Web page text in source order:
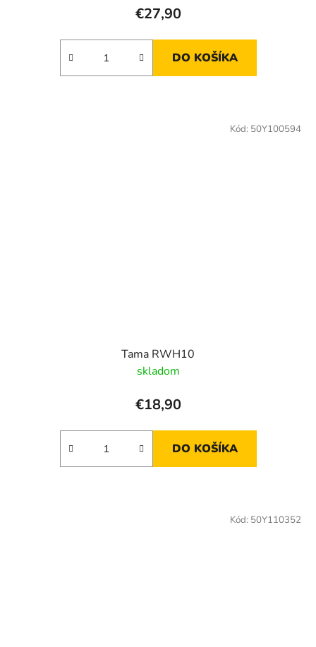
€27,90
DO KOŠÍKA
Tama RWH10
skladom
€18,90
DO KOŠÍKA
Kód: 50Y100594
Kód: 50Y110352